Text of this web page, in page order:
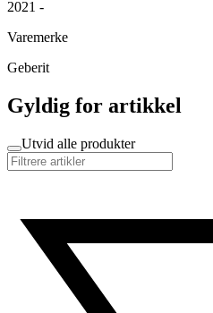
2021 -
Varemerke
Geberit
Gyldig for artikkel
Utvid alle produkter